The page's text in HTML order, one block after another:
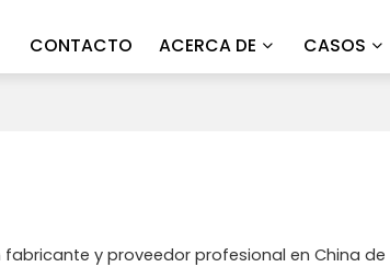
CONTACTO ACERCA DE CASOS
fabricante y proveedor profesional en China de